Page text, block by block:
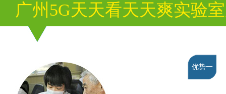
广州5G天天看天天爽实验
优势一